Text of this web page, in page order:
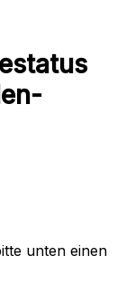
unten einen